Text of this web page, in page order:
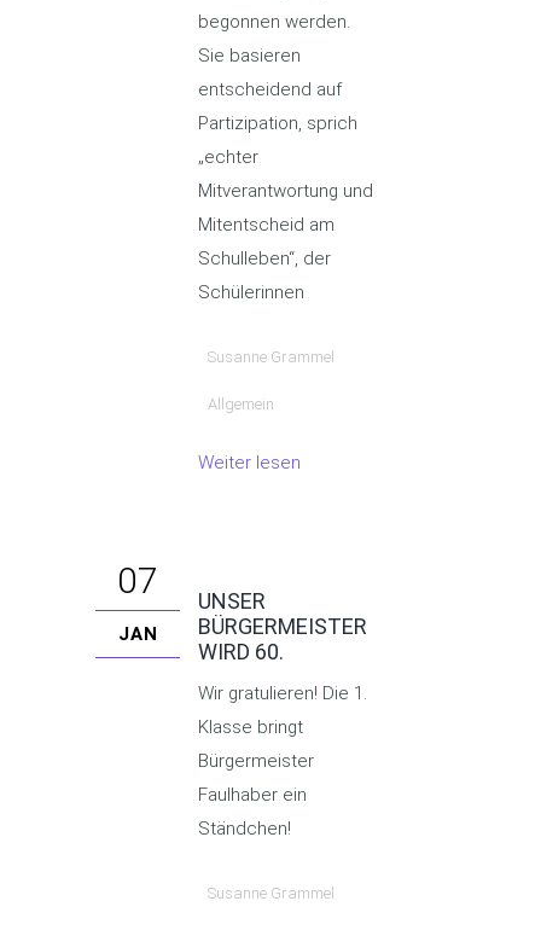
begonnen werden.
Sie basieren
entscheidend auf
Partizipation, sprich
„echter
Mitverantwortung und
Mitentscheid am
Schulleben“, der
Schülerinnen
Susanne Grammel
Allgemein
Weiter lesen
07
JAN
UNSER
BÜRGERMEISTER
WIRD 60.
Wir gratulieren! Die 1.
Klasse bringt
Bürgermeister
Faulhaber ein
Ständchen!
Susanne Grammel